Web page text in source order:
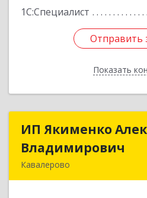
1С:Специалист
Отправить
Показать
Отправить
Назад
ИП Якименко
Владимирович
Кавалерово
ИП